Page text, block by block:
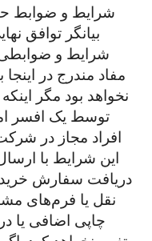
شرایط و ضوابط
بیانگر توافق
شرایط و ضوابطی
مفاد مندرج در
نخواهد بود مگر
توسط یک افسر
افراد مجاز در
این شرایط با
دریافت سفارش
نقل یا فرم‌های
چاپی اضافی یا